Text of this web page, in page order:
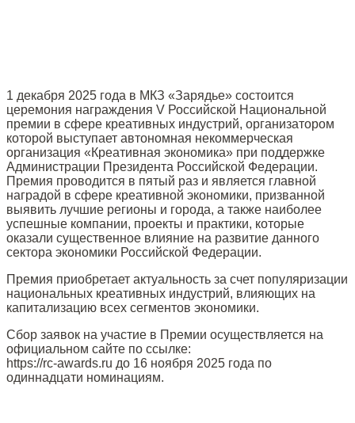
1 декабря 2025 года в МКЗ «Зарядье» состоится
церемония награждения V Российской Национальной
премии в сфере креативных индустрий, организатором
которой выступает автономная некоммерческая
организация «Креативная экономика» при поддержке
Администрации Президента Российской Федерации.
Премия проводится в пятый раз и является главной
наградой в сфере креативной экономики, призванной
выявить лучшие регионы и города, а также наиболее
успешные компании, проекты и практики, которые
оказали существенное влияние на развитие данного
сектора экономики Российской Федерации.
Премия приобретает актуальность за счет популяризации
национальных креативных индустрий, влияющих на
капитализацию всех сегментов экономики.
Сбор заявок на участие в Премии осуществляется на
официальном сайте по ссылке:
https://rc-awards.ru до 16 ноября 2025 года по
одиннадцати номинациям.